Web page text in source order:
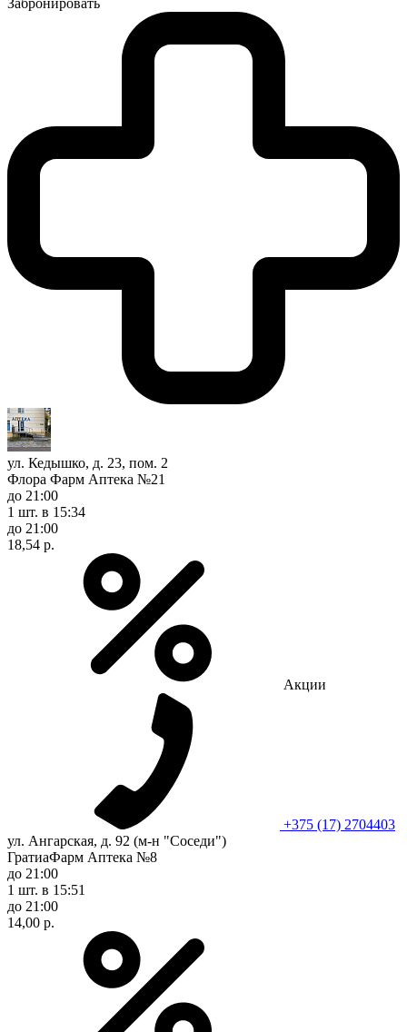
ул. Кедышко, д. 23, пом. 2
Флора Фарм Аптека №21
до 21:00
1 шт. в 15:34
до 21:00
18,54 р.
Акции
+375 (17) 2704403
ул. Ангарская, д. 92 (м-н "Соседи")
ГратиаФарм Аптека №8
до 21:00
1 шт. в 15:51
до 21:00
14,00 р.